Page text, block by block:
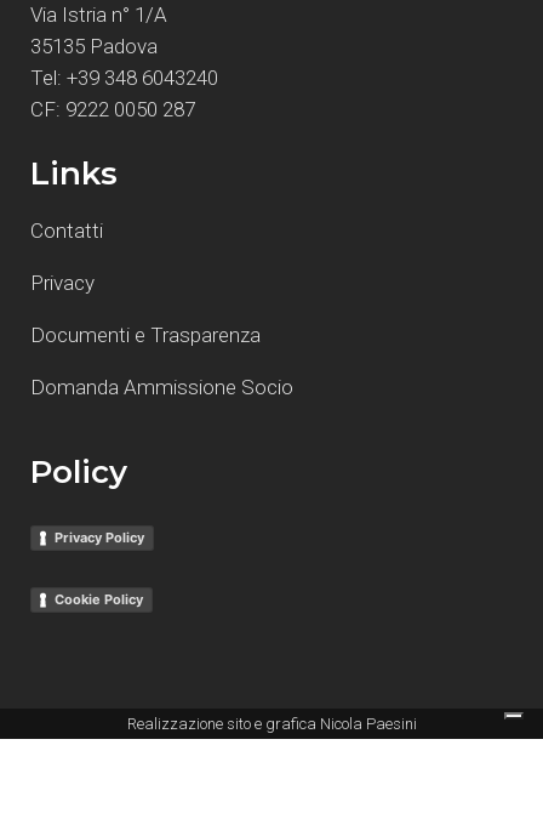
Via Istria n° 1/A
35135 Padova
Tel: +39 348 6043240
CF: 9222 0050 287
Links
Contatti
Privacy
Documenti e Trasparenza
Domanda Ammissione Socio
Policy
Privacy Policy
Cookie Policy
Realizzazione sito e grafica Nicola Paesini